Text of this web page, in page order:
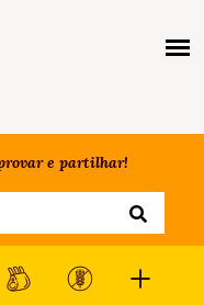
e partilhar!